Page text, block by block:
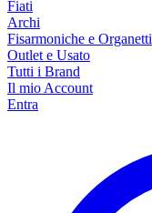
Fiati
Archi
Fisarmoniche e Organetti
Outlet e Usato
Tutti i Brand
Il mio Account
Entra